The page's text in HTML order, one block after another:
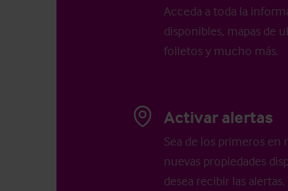
Acceda a toda la
disponibles, mapas de
folletos y mucho más.
Activar alertas
Sea de los primeros
nuevas propiedades
desea recibir las alertas.